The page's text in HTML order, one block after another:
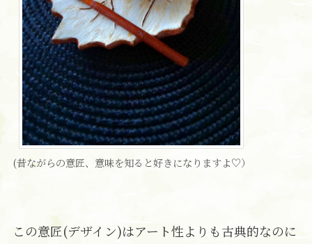
(昔ながらの意匠、意味を知ると好きになりますよ♡）
この意匠(デザイン)はアート性よりも古典的なのに